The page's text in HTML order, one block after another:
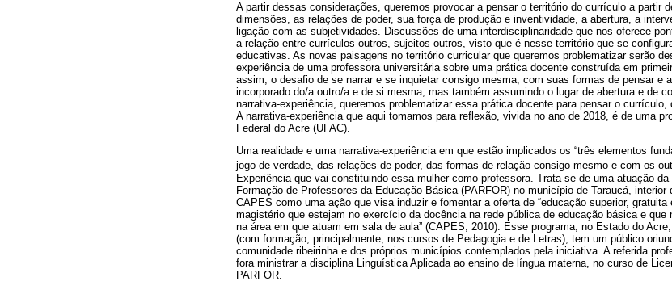
A partir dessas considerações, queremos provocar a pensar o território do currículo a partir
dimensões, as relações de poder, sua força de produção e inventividade, a abertura, a
ligação com as subjetividades. Discussões de uma interdisciplinaridade que nos oferece
a relação entre currículos outros, sujeitos outros, visto que é nesse território que se
educativas. As novas paisagens no território curricular que queremos problematizar serão
experiência de uma professora universitária sobre uma prática docente construída em
assim, o desafio de se narrar e se inquietar consigo mesma, com suas formas de pensar e
incorporado do/a outro/a e de si mesma, mas também assumindo o lugar de abertura e de
narrativa-experiência, queremos problematizar essa prática docente para pensar o
A narrativa-experiência que aqui tomamos para reflexão, vivida no ano de 2018, é de uma
Federal do Acre (UFAC).
Uma realidade e uma narrativa-experiência em que estão implicados os “três elementos
jogo de verdade, das relações de poder, das formas de relação consigo mesmo e com os
Experiência que vai constituindo essa mulher como professora. Trata-se de uma atuação
Formação de Professores da Educação Básica (PARFOR) no município de Taraucá, interior
CAPES como uma ação que visa induzir e fomentar a oferta de “educação superior,
magistério que estejam no exercício da docência na rede pública de educação básica e
na área em que atuam em sala de aula” (CAPES, 2010). Esse programa, no Estado do
(com formação, principalmente, nos cursos de Pedagogia e de Letras), tem um público
comunidade ribeirinha e dos próprios municípios contemplados pela iniciativa. A referida
fora ministrar a disciplina Linguística Aplicada ao ensino de língua materna, no curso de
PARFOR.